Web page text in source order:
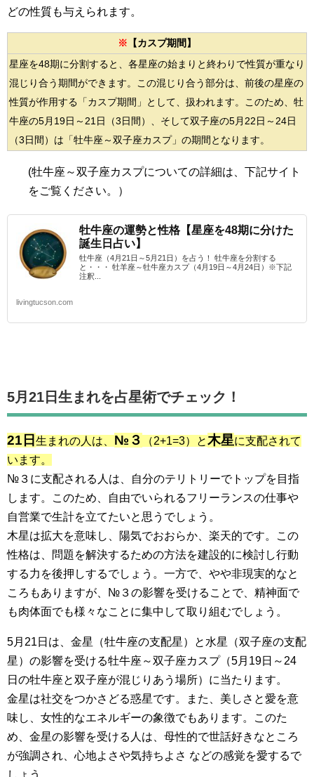
どの性質も与えられます。
※ 【カスプ期間】
星座を48期に分割すると、各星座の始まりと終わりで性質が重なり
混じり合う期間ができます。この混じり合う部分は、前後の星座の
性質が作用する「カスプ期間」として、扱われます。このため、牡
牛座の5月19日～21日（3日間）、そして双子座の5月22日～24日
（3日間）は「牡牛座～双子座カスプ」の期間となります。
(牡牛座～双子座カスプについての詳細は、下記サイト
をご覧ください。）
牡牛座の運勢と性格【星座を48期に分けた
誕生日占い】
牡牛座（4月21日～5月21日）を占う！ 牡牛座を分割する
と・・・ 牡羊座～牡牛座カスプ（4月19日～4月24日）※下記
注釈...
livingtucson.com
5月21日生まれを占星術でチェック！
21日 生まれの人は、 №３ （2+1=3）と木星に支配されて
います。
№３に支配される人は、自分のテリトリーでトップを目指
します。このため、自由でいられるフリーランスの仕事や
自営業で生計を立てたいと思うでしょう。
木星は拡大を意味し、陽気でおおらか、楽天的です。この
性格は、問題を解決するための方法を建設的に検討し行動
する力を後押しするでしょう。一方で、やや非現実的なと
ころもありますが、№３の影響を受けることで、精神面で
も肉体面でも様々なことに集中して取り組むでしょう。
5月21日は、金星（牡牛座の支配星）と水星（双子座の支配
星）の影響を受ける牡牛座～双子座カスプ（5月19日～24
日の牡牛座と双子座が混じりあう場所）に当たります。
金星は社交をつかさどる惑星です。また、美しさと愛を意
味し、女性的なエネルギーの象徴でもあります。このた
め、金星の影響を受ける人は、母性的で世話好きなところ
が強調され、心地よさや気持ちよさ などの感覚を愛するで